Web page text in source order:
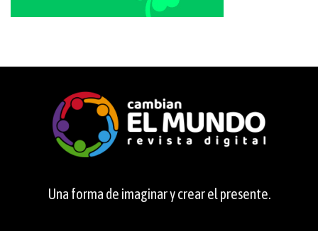
Una forma de imaginar y crear el presente.